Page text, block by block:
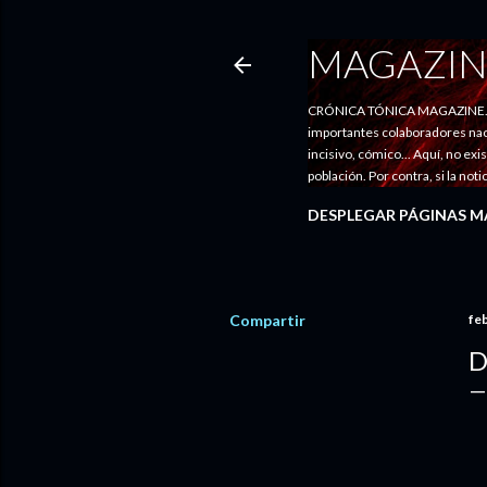
CRÓNICA TÓNICA
importantes colaboradores
incisivo, cómico... Aquí, no
población. Por contra, si la
DESPLEGAR PÁGINAS
Compartir